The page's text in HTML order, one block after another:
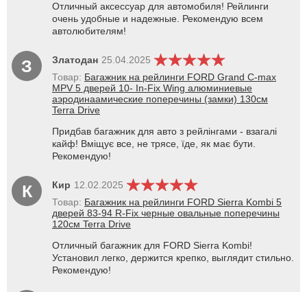
Отличный аксессуар для автомобиля! Рейлинги
очень удобные и надежные. Рекомендую всем
автолюбителям!
З Златодан 25.04.2025
Товар: Багажник на рейлинги FORD Grand C-max
MPV 5 дверей 10- In-Fix Wing алюминиевые
аэродинаамические поперечины (замки) 130см
Terra Drive
Придбав багажник для авто з рейлінгами - взагалі
кайф! Вміщує все, не трясе, їде, як має бути.
Рекомендую!
К Кир 12.02.2025
Товар: Багажник на рейлинги FORD Sierra Kombi 5
дверей 83-94 R-Fix черные овальные поперечины
120см Terra Drive
Отличный багажник для FORD Sierra Kombi!
Установил легко, держится крепко, выглядит стильно.
Рекомендую!